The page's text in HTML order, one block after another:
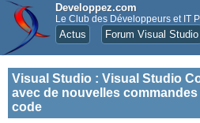
Developpez.com
Le Club des Développeurs et IT
Actus Forum Visual Studio
Visual Studio : Visual Studio
avec de nouvelles
code